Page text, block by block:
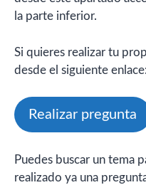
la parte inferior.
Si quieres realizar tu
desde el siguiente enlace:
Realizar pregunta
Puedes buscar un tema
realizado ya una